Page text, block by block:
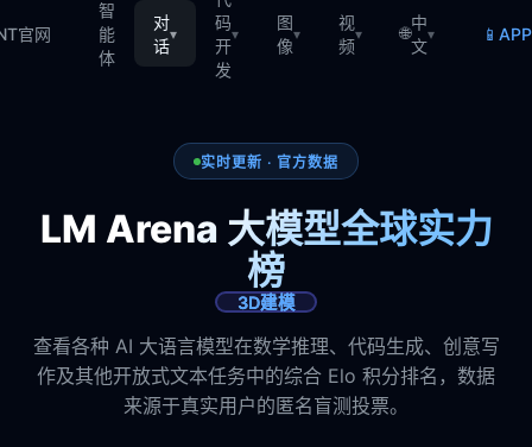
官网
智
能
体
对
话
▾
码
开
发
▾
图
像
▾
视
频
▾ 🌐
中
文
▾ 📱
实时更新 · 官方数据
LM Arena 大模型全球实力
榜
3D建模
查看各种 AI 大语言模型在数学推理、代码生成、创意写
作及其他开放式文本任务中的综合 Elo 积分排名，数据
来源于真实用户的匿名盲测投票。